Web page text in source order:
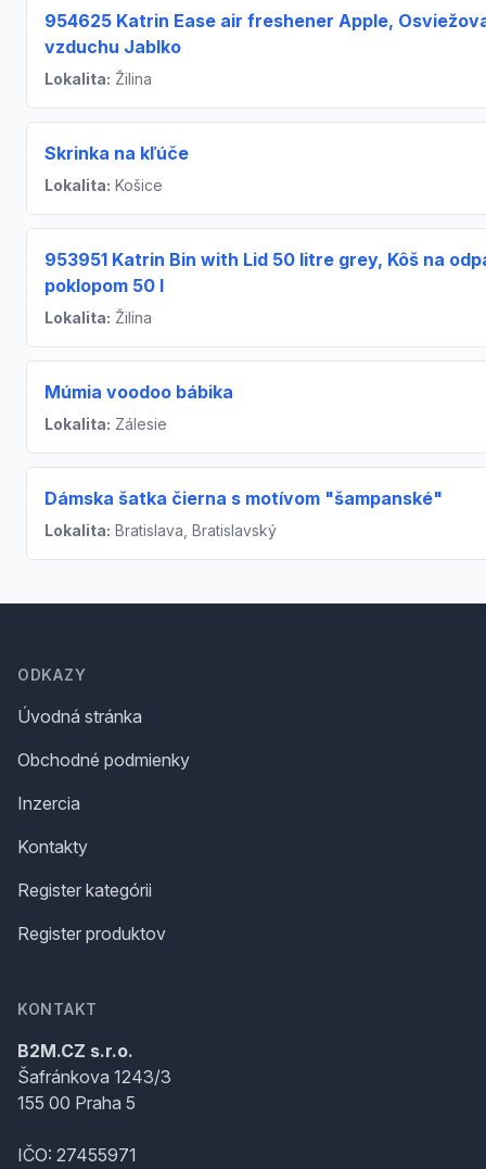
954625 Katrin Ease air freshener Apple,
vzduchu Jablko
Lokalita: Žilina
Skrinka na kľúče
Lokalita: Košice
953951 Katrin Bin with Lid 50 litre grey, Kôš na
poklopom 50 l
Lokalita: Žilina
Múmia voodoo bábika
Lokalita: Zálesie
Dámska šatka čierna s motívom "šampanské"
Lokalita: Bratislava, Bratislavský
ODKAZY
Úvodná stránka
Obchodné podmienky
Inzercia
Kontakty
Register kategórii
Register produktov
KONTAKT
B2M.CZ s.r.o.
Šafránkova 1243/3
155 00 Praha 5
IČO: 27455971